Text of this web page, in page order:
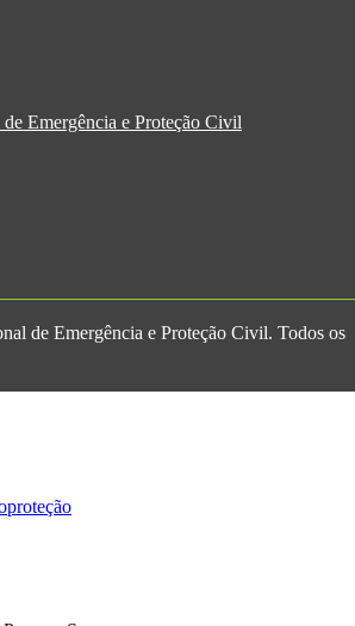
Emergência e Proteção Civil
de Emergência e Proteção Civil. Todos os